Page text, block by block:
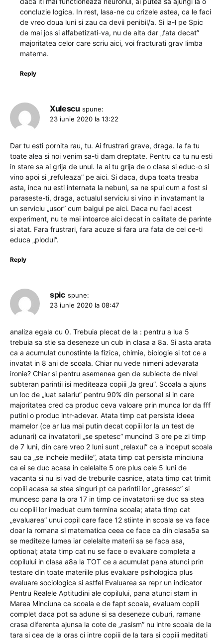
concluzie logica. In rest, lasa-ne cu crizele astea, ca le faci
de vreo doua luni si zau ca devii penibil/a. Si ia-l pe Spic
de mai jos si alfabetizati-va, nu de alta dar „fata decat”
majoritatea celor care scriu aici, voi fracturati grav limba
materna.
Reply
Xulescu spune:
23 iunie 2020 la 13:22
Dar tu esti pornita rau, tu. Ai frustrari grave, draga. Ia fa tu
toate alea si noi venim sa-ti dam dreptate. Pentru ca tu nu esti
in stare sa ai grija de unul. Ia ai tu grija de o clasa si educ-o si
vino apoi si „refuleaza” pe aici. Si daca, dupa toata treaba
asta, inca nu esti internata la nebuni, sa ne spui cum a fost si
paraseste-ti, draga, actualul serviciu si vino in invatamant la
un serviciu „usor” cum baigui pe aici. Daca nu faci acest
experiment, nu te mai intoarce aici decat in calitate de parinte
si atat. Fara frustrari, fara acuze si fara ura fata de cei ce-ti
educa „plodul”.
Reply
spic spune:
23 iunie 2020 la 08:47
analiza egala cu 0. Trebuia plecat de la : pentru a lua 5
trebuia sa stie sa deseneze un cub in clasa a 8a. Si asta arata
ca a acumulat cunostinte la fizica, chimie, biologie si tot ce a
invatat in 8 ani de scoala. Chiar nu vede nimeni adevarata
ironie? Chiar si pentru asemenea gen de subiecte de nivel
subteran parintii isi mediteaza copiii „la greu”. Scoala a ajuns
un loc de „luat salariu” pentru 90% din personal si in care
majoritatea cred ca produc ceva valoare prin munca lor da fff
putini o produc intr-adevar. Atata timp cat persista ideea
mamelor (ce ar lua mai putin decat copiii lor la un test de
adunari) ca invatatorii „se spetesc” muncind 3 ore pe zi timp
de 7 luni, din care vreo 2 luni sunt „relaxul” ca a inceput scoala
sau ca „se incheie mediile”, atata timp cat persista minciuna
ca ei se duc acasa in celelalte 5 ore plus cele 5 luni de
vacanta si nu isi vad de treburile casnice, atata timp cat trimit
copiii acasa sa stea singuri pt ca parintii lor „gresesc” si
muncesc pana la ora 17 in timp ce invatatorii se duc sa stea
cu copiii lor imeduat cum termina scoala; atata timp cat
„evaluarea” unui copil care face 12 stiinte in scoala se va face
doar la romana si matematica ceea ce face ca din clasa5a sa
se mediteze lumea iar celelalte materii sa se faca asa,
optional; atata timp cat nu se face o evaluare completa a
copilului in clasa a8a la TOT ce a acumulat pana atunci prin
testare din toate materiile plus evaluare psihologica plus
evaluare sociologica si astfel Evaluarea sa repr un indicator
Pentru Realele Aptitudini ale copilului, pana atunci stam in
Marea Minciuna ca scoala e de fapt scoala, evaluam copiii
complet daca pot sa adune si sa deseneze cuburi, ramane
crasa diferenta ajunsa la cote de „rasism” nu intre scoala de la
tara si cea de la oras ci intre copiii de la tara si copiii meditati